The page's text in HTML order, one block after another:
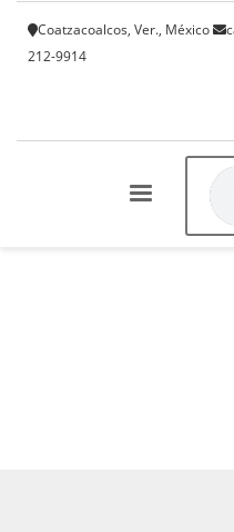
Coatzacoalcos, Ver., México
212-9914